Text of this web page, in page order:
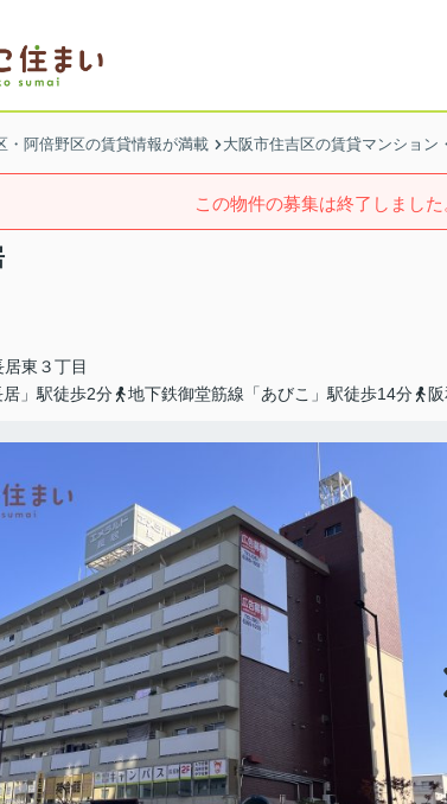
・阿倍野区の賃貸情報が満載 大阪市住吉区の賃貸マンション
この物件の募集は終了しました
居東 ３丁目
」駅徒歩2分
地下鉄御堂筋線「あびこ」駅徒歩14分